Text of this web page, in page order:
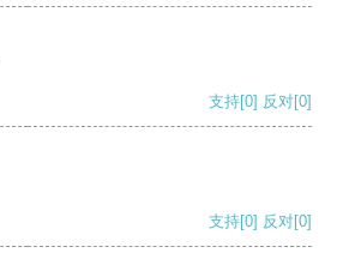
支持[0] 反对[0]
支持[0] 反对[0]